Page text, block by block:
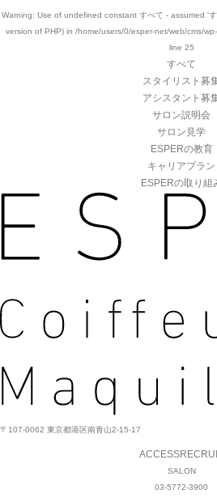
Warning: Use of undefined constant すべて - assumed '
version of PHP) in /home/users/0/esper-net/web/cms/
line 25
すべて
スタイリスト募
アシスタント募
サロン説明会
サロン見学
ESPERの教育
キャリアプラン
ESPERの取り組
〒107-0062 東京都港区南青山2-15-17
ACCESS
SALON
03-5772-3900